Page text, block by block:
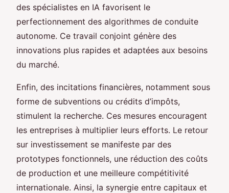
des spécialistes en IA favorisent le
perfectionnement des algorithmes de conduite
autonome. Ce travail conjoint génère des
innovations plus rapides et adaptées aux besoins
du marché.
Enfin, des incitations financières, notamment sous
forme de subventions ou crédits d’impôts,
stimulent la recherche. Ces mesures encouragent
les entreprises à multiplier leurs efforts. Le retour
sur investissement se manifeste par des
prototypes fonctionnels, une réduction des coûts
de production et une meilleure compétitivité
internationale. Ainsi, la synergie entre capitaux et